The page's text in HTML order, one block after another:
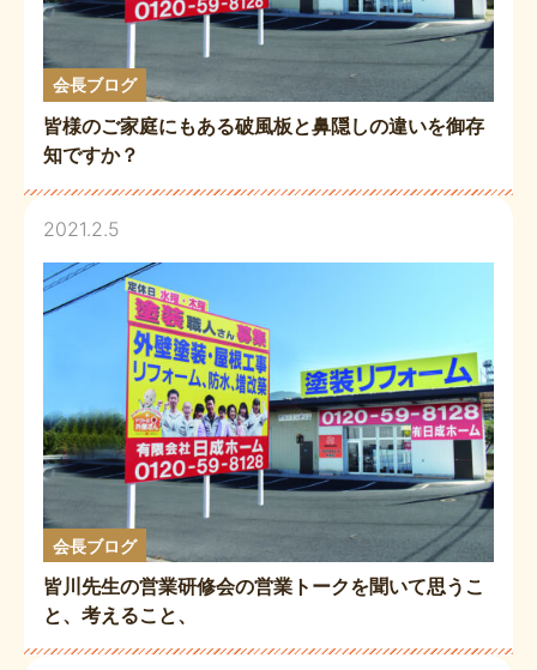
会長ブログ
皆様のご家庭にもある破風板と鼻隠しの違いを御存
知ですか？
2021.2.5
会長ブログ
皆川先生の営業研修会の営業トークを聞いて思うこ
と、考えること、